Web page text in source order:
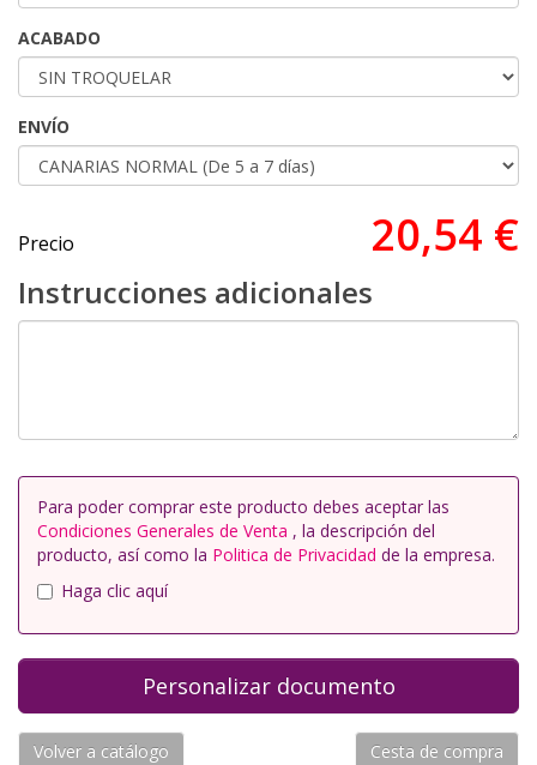
ACABADO
ENVÍO
Precio 20,54 €
Instrucciones adicionales
Para poder comprar este producto debes aceptar las
Condiciones Generales de Venta , la descripción del
producto, así como la Politica de Privacidad de la empresa.
Haga clic aquí
Volver a catálogo Cesta de compra